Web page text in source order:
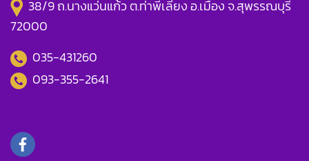
38/9 ถ.นางแว่นแก้ว ต.ท่าพี่เลี้ยง อ.เมือง จ.สุพรรณบุรี
72000
035-431260
093-355-2641